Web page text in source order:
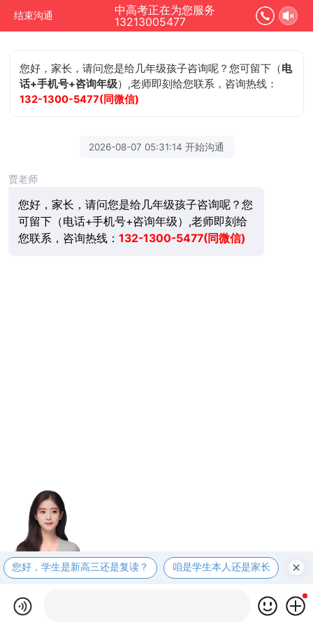
结束沟通
中高考正在为您服务
13213005477
您好，家长，请问您是给几年级孩子咨询呢？您可留下（电
话+手机号+咨询年级）,老师即刻给您联系，咨询热线：
132-1300-5477(同微信)
2026-08-07 05:31:14 开始沟通
贾老师
您好，家长，请问您是给几年级孩子咨询呢？您
可留下（电话+手机号+咨询年级）,老师即刻给
您联系，咨询热线： 132-1300-5477(同微信)
您好，学生是新高三还是复读？ 咱是学生本人还是家长 咱